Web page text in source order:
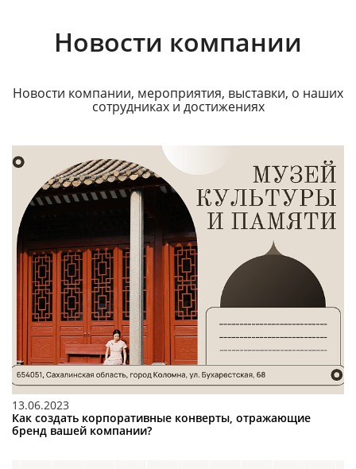
Новости компании
Новости компании, мероприятия, выставки, о наших
сотрудниках и достижениях
13.06.2023
Как создать корпоративные конверты, отражающие
бренд вашей компании?